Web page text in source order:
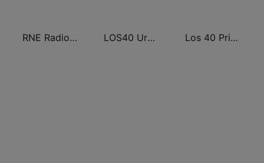
RNE Radio Nacional LOS40 Urban Los 40 Principales